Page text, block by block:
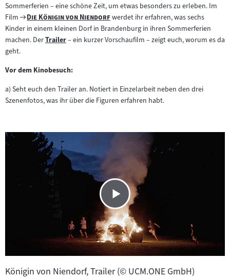
Sommerferien – eine schöne Zeit, um etwas besonders zu erleben. Im
Film
Zum
Filmarchiv:
"
Die Königin von Niendorf"werdet ihr erfahren, was sechs
Kinder in einem kleinen Dorf in Brandenburg in ihren Sommerferien
machen. DerZum
Trailer– ein kurzer Vorschaufilm – zeigt euch, worum es da
geht.
Vor dem Kinobesuch:
a) Seht euch den Trailer an. Notiert in Einzelarbeit neben den drei
Szenenfotos, was ihr über die Figuren erfahren habt.
Königin von Niendorf, Trailer (© UCM.ONE GmbH)